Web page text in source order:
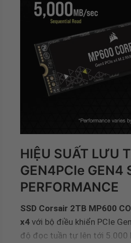
HIỆU SUẤT LƯU
GEN4PCIe GEN4
PERFORMANCE
SSD Corsair 2TB MP600
x4 với bộ điều khiển PCIe
độ đọc tuần tự lên tới 5.000